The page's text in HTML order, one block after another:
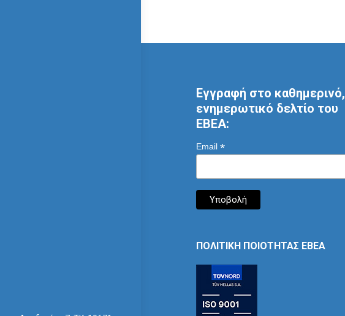
Εγγραφή στο καθημερινό,
ενημερωτικό δελτίο του
ΕΒΕΑ:
Email *
ΠΟΛΙΤΙΚΗ ΠΟΙΟΤΗΤΑΣ ΕΒΕΑ